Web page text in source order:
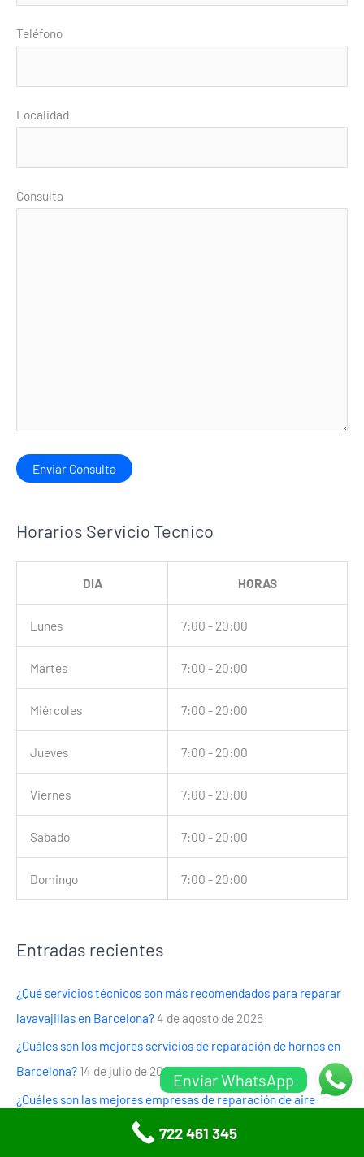
Teléfono
Localidad
Consulta
Horarios Servicio Tecnico
DIA HORAS
Lunes 7:00 - 20:00
Martes 7:00 - 20:00
Miércoles 7:00 - 20:00
Jueves 7:00 - 20:00
Viernes 7:00 - 20:00
Sábado 7:00 - 20:00
Domingo 7:00 - 20:00
Entradas recientes
¿Qué servicios técnicos son más recomendados para reparar
lavavajillas en Barcelona?4 de agosto de 2026
¿Cuáles son los mejores servicios de reparación de hornos en
Barcelona? 14 de julio de 2026
¿Cuáles son las mejores empresas de reparación de aire
acondicionado en Castellón?
Enviar WhatsApp
722 461 345